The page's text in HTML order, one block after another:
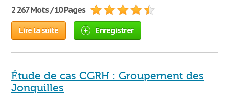
2 267 Mots / 10 Pages
Lire la suite Enregistrer
Étude de cas CGRH : Groupement des
Jonquilles